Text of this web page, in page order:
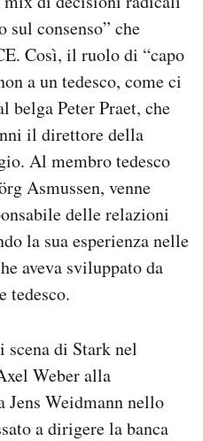
sul consenso” che
Così, il ruolo di “capo
a un tedesco, come ci
belga Peter Praet, che
il direttore della
Al membro tedesco
Asmussen, venne
delle relazioni
la sua esperienza nelle
aveva sviluppato da
tedesco.
scena di Stark nel
Weber alla
Jens Weidmann nello
a dirigere la banca